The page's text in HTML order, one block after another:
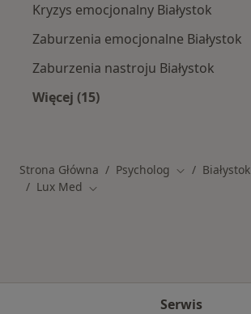
Kryzys emocjonalny Białystok
Zaburzenia emocjonalne Białystok
Zaburzenia nastroju Białystok
Więcej (15)
Strona Główna Psycholog Zmień miasto
Białystok
Lux Med Zmień miasto
Serwis